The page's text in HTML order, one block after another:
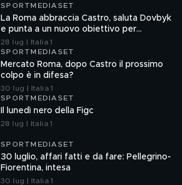
SPORTMEDIASET
La Roma abbraccia Castro, saluta Dovbyk
e punta a un nuovo obiettivo per
l'attacco
28 lug | Italia 1
SPORTMEDIASET
Mercato Roma, dopo Castro il prossimo
colpo è in difesa?
30 lug | Italia 1
SPORTMEDIASET
Il lunedì nero della Figc
28 lug | Italia 1
SPORTMEDIASET
30 luglio, affari fatti e da fare: Pellegrino-
Fiorentina, intesa
30 lug | Italia 1